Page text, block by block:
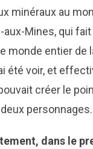
minéraux au
Mines, qui
monde entier
été voir, et
créer le
personnages.
dans le